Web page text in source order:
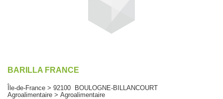
BARILLA FRANCE
Île-de-France > 92100 BOULOGNE-BILLANCOURT
Agroalimentaire > Agroalimentaire